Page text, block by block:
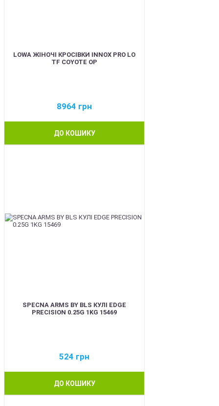
LOWA ЖІНОЧІ КРОСІВКИ INNOX PRO LO
TF COYOTE OP
8964 грн
ДО КОШИКУ
SPECNA ARMS BY BLS КУЛІ EDGE
PRECISION 0.25G 1KG 15469
524 грн
ДО КОШИКУ